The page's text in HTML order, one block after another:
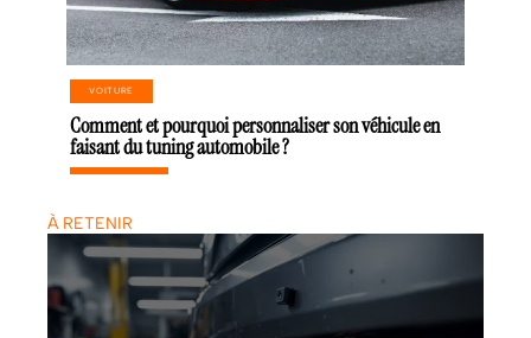
VOITURE
Comment et pourquoi personnaliser son véhicule en
faisant du tuning automobile ?
À RETENIR